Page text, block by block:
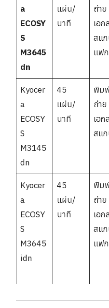
a
ECOSY
S
M3645
dn
แผ่น/
นาที
ถ่าย
เอก
สแ
แฟ
Kyocer
a
ECOSY
S
M3145
dn
45
แผ่น/
นาที
พิม
ถ่าย
เอก
สแ
Kyocer
a
ECOSY
S
M3645
idn
45
แผ่น/
นาที
พิม
ถ่าย
เอก
สแ
แฟ